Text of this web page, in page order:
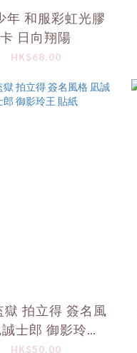
年 和服彩虹光膠
卡 日向翔陽
HK$68.00
獄 拍立得 簽名風
士郎 御影玲王
貼紙
HK$50.00